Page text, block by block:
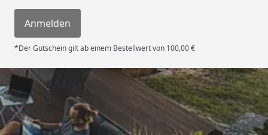
Anmelden
*Der Gutschein gilt ab einem Bestellwert von 100,00 €
Trusted Shops